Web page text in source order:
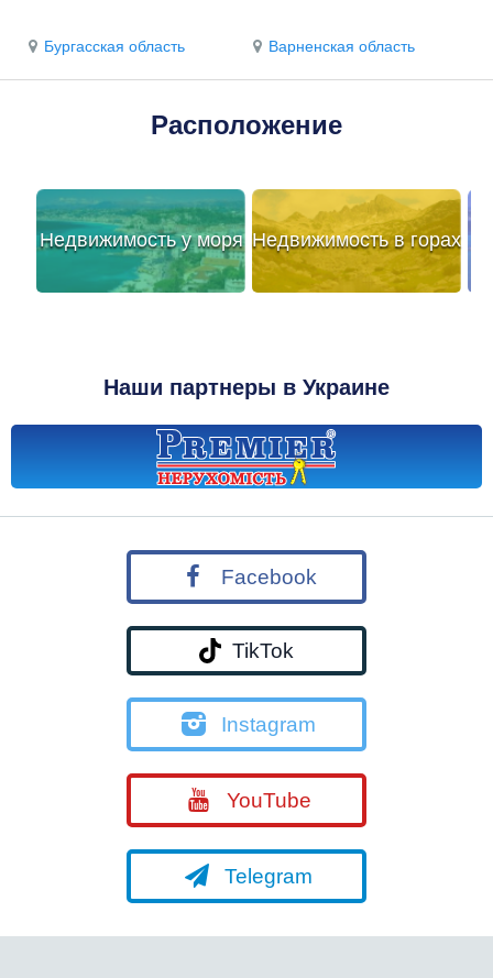
Бургасская область Варненская область
Расположение
Недвижимость у моря Недвижимость в горах
Наши партнеры в Украине
Facebook
TikTok
Instagram
YouTube
Telegram